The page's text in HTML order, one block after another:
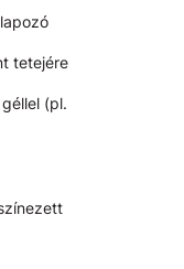
tetejére
(pl.